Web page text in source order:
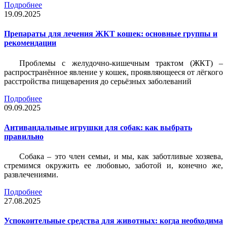
Подробнее
19.09.2025
Препараты для лечения ЖКТ кошек: основные группы и
рекомендации
Проблемы с желудочно-кишечным трактом (ЖКТ) –
распространённое явление у кошек, проявляющееся от лёгкого
расстройства пищеварения до серьёзных заболеваний
Подробнее
09.09.2025
Антивандальные игрушки для собак: как выбрать
правильно
Собака – это член семьи, и мы, как заботливые хозяева,
стремимся окружить ее любовью, заботой и, конечно же,
развлечениями.
Подробнее
27.08.2025
Успокоительные средства для животных: когда необходима